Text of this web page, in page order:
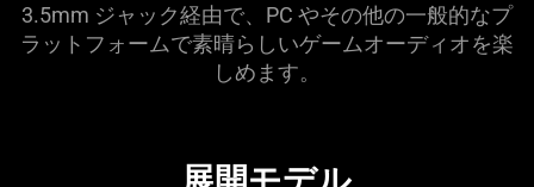
3.5mm ジャック経由で、PC やその他の一般的なプ
ラットフォームで素晴らしいゲームオーディオを楽
しめ ます。